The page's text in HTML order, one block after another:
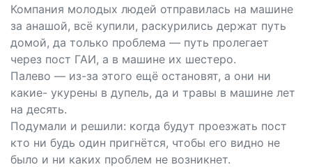
Компания молодых людей отправилась на машине
за анашой, всё купили, раскурились держат путь
домой, да только проблема — путь пролегает
через пост ГАИ, а в машине их шестеро.
Палево — из-за этого ещё остановят, а они ни
какие- укурены в дупель, да и травы в машине лет
на десять.
Подумали и решили: когда будут проезжать пост
кто ни будь один пригнётся, чтобы его видно не
было и ни каких проблем не возникнет.